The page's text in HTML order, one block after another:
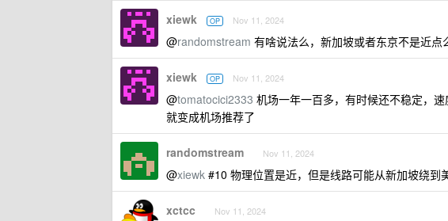
xiewk OP Nov 11, 2024
@randomstream 有啥说法么，新加坡或者东京不是近点
xiewk OP Nov 11, 2024
@tomatocici2333 机场一年一百多，有时候还不稳定，
就变成机场推荐了
randomstream Nov 11, 2024
@xiewk #10 物理位置是近，但是线路可能从新加坡绕到
xctcc Nov 11, 2024